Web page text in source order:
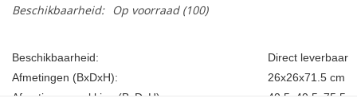
Anklebelts
Bootbelts
Beschikbaarheid:
Op voorraad(100)
Beschikbaarheid:
Direct leverbaar
Afmetingen (BxDxH):
26x26x71.5 cm
Afmeting verpakking (BxDxH):
40.5x40.5x75.5